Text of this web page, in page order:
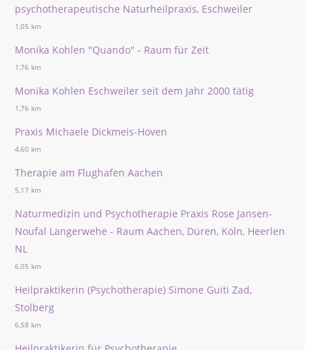
psychotherapeutische Naturheilpraxis, Eschweiler
1,05 km
Monika Kohlen "Quando" - Raum für Zeit
1,76 km
Monika Kohlen Eschweiler seit dem Jahr 2000 tätig
1,76 km
Praxis Michaele Dickmeis-Hoven
4,60 km
Therapie am Flughafen Aachen
5,17 km
Naturmedizin und Psychotherapie Praxis Rose Jansen-
Noufal Langerwehe - Raum Aachen, Düren, Köln, Heerlen
NL
6,05 km
Heilpraktikerin (Psychotherapie) Simone Guiti Zad,
Stolberg
6,58 km